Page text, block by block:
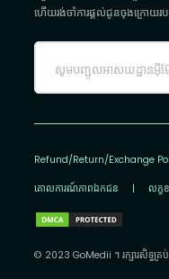
ហើយរង់ចាំការផ្តល់ជូនចុងក្រោយ
Refund/Return/Exchange
គោលការណ៍​ភាព​ឯកជន | លក្ខ
© 2023 GoMedii ។ រក្សា​រ​សិទ្ធ​គ្រ